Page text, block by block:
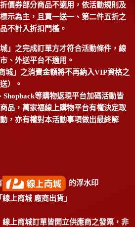
價券部分商品不適用，依活動規則及
示為主，且買一送一、第二件五折之
不計入折扣門檻。
」之完成訂單方才符合活動條件，線
、外送平台不適用。
城」之消費金額將不再納入VIP資格之
）。
等購物返現平台加碼活動皆
品，萬家福線上購物平台有權決定取
，亦有權對本活動事項做出最終解
的浮水印
上商城 廠商出貨」
線上商城訂單皆開立供應商之發票，非